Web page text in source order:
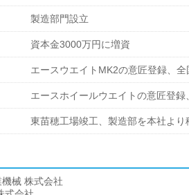
製造部門設立
資本金3000万円に増資
エースウエイトMK2の意匠登録、
エースホイールウエイトの意匠登録
東苗穂工場竣工、製造部を本社より
機械 株式会社